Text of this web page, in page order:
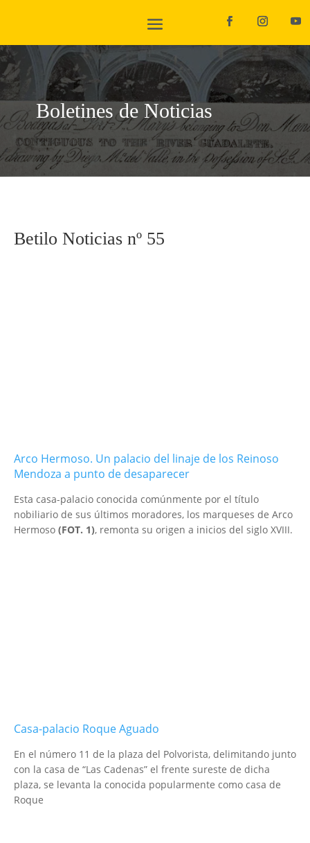
Boletines de Noticias
Betilo Noticias nº 55
Arco Hermoso. Un palacio del linaje de los Reinoso
Mendoza a punto de desaparecer
Esta casa-palacio conocida comúnmente por el título
nobiliario de sus últimos moradores, los marqueses de Arco
Hermoso (FOT. 1), remonta su origen a inicios del siglo XVIII.
Casa-palacio Roque Aguado
En el número 11 de la plaza del Polvorista, delimitando junto
con la casa de “Las Cadenas” el frente sureste de dicha
plaza, se levanta la conocida popularmente como casa de
Roque